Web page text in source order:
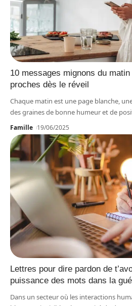
10 messages mignons du
proches dès le réveil
Chaque matin est une page blanche,
des graines de bonne humeur et de
Famille 19/06/2025
Lettres pour dire pardon de
puissance des mots dans la
Dans un secteur où les interactions